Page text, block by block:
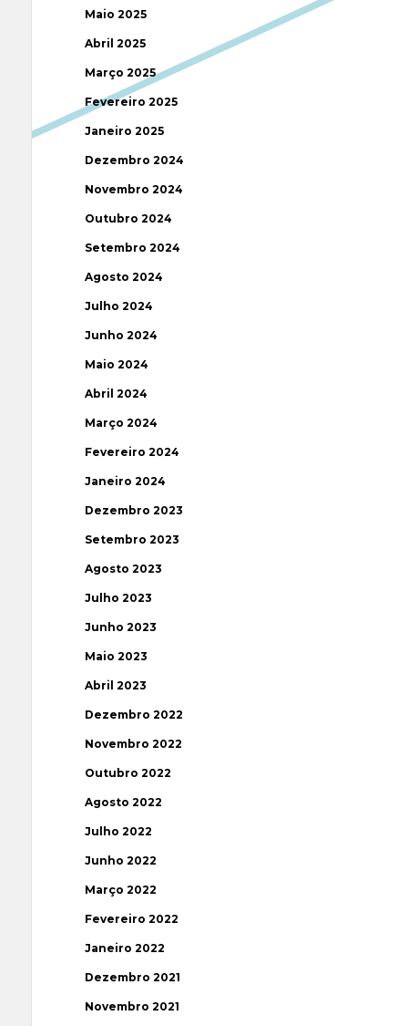
Maio 2025
Abril 2025
Março 2025
Fevereiro 2025
Janeiro 2025
Dezembro 2024
Novembro 2024
Outubro 2024
Setembro 2024
Agosto 2024
Julho 2024
Junho 2024
Maio 2024
Abril 2024
Março 2024
Fevereiro 2024
Janeiro 2024
Dezembro 2023
Setembro 2023
Agosto 2023
Julho 2023
Junho 2023
Maio 2023
Abril 2023
Dezembro 2022
Novembro 2022
Outubro 2022
Agosto 2022
Julho 2022
Junho 2022
Março 2022
Fevereiro 2022
Janeiro 2022
Dezembro 2021
Novembro 2021